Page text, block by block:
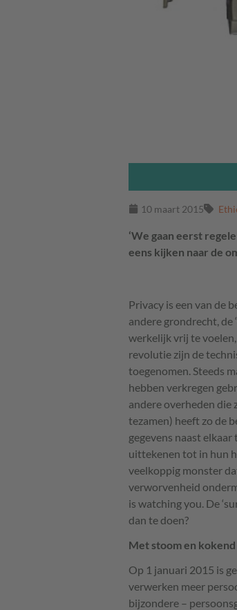
10 maart 2015
‘We gaan eerst
eens kijken naar de
Privacy is een van de
andere grondrecht, de
werkelijk vrij te
revolutie zijn de
toegenomen. Steeds
hebben verkregen
andere overheden die
tezamen) heeft zo de
gegevens naast
uittekenen tot in hun
veelkoppig monster
verworvenheid
is watching you. De
dan te doen?
Met stoom en
Op 1 januari 2015 is
verwerken meer
bijzondere –